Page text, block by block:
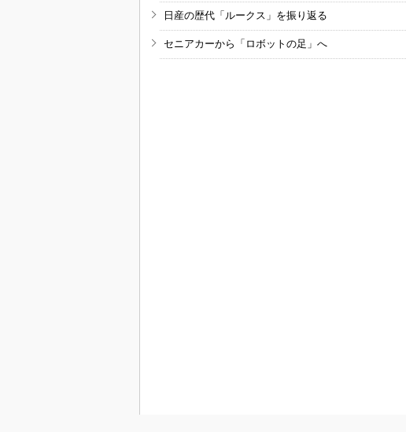
日産の歴代「ルークス」を振り返る
セニアカーから「ロボットの足」へ